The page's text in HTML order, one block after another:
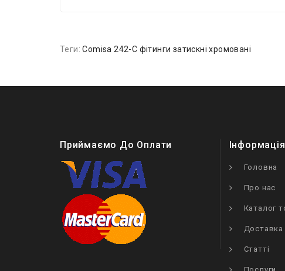
Теги:Comisa 242-C фітинги затискні хромовані
Приймаємо До Оплати Інформація
Головна
Про нас
Каталог
Доставка
Статті